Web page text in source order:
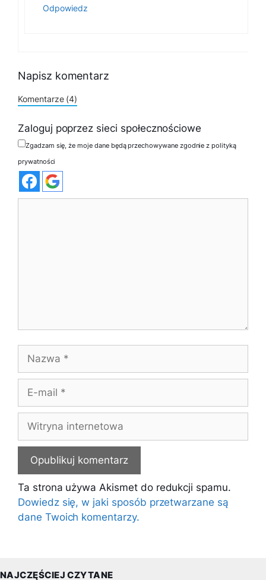
Odpowiedz
Napisz komentarz
Komentarze (4)
Zaloguj poprzez sieci społecznościowe
Zgadzam się, że moje dane będą przechowywane zgodnie z polityką
prywatności
Nazwa
Witryna
internetowa
Ta strona używa Akismet do redukcji spamu.
Dowiedz się, w jaki sposób przetwarzane są
dane Twoich komentarzy.
NAJCZĘŚCIEJ CZYTANE